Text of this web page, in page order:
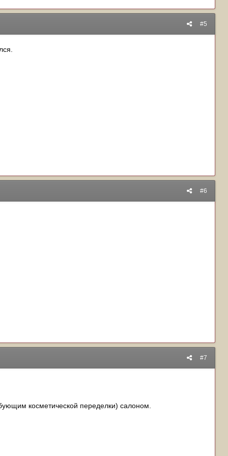
#5
#6
#7
косметической переделки) салоном.